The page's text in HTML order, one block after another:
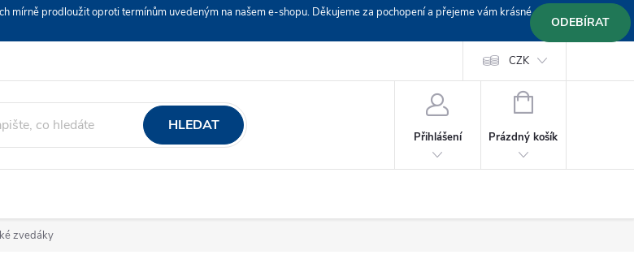
mírně prodloužit oproti termínům uvedeným na našem e-shopu. Děkujeme za pochopení a přejeme vám krásné
Platba GoPay +420 603 319382
CZK
HLEDAT
Přihlášení
NÁKUPNÍ
Prázdný košík
zvedáky
ODEBÍRAT